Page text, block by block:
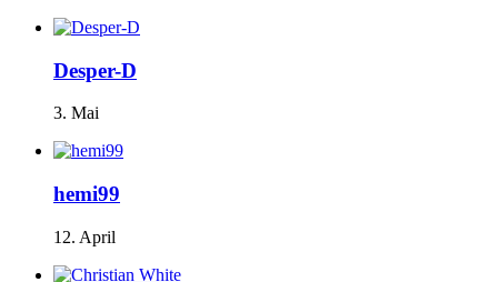
Desper-D
3. Mai
hemi99
12. April